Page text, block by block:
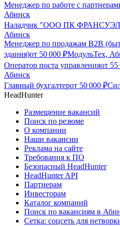
Менеджер по работе с
Абинск
Наладчик "ООО ПК
Абинск
Менеджер по продажам B2B
здания)от 50 000 ₽МодульТех,
Оператор поста управленияот 55
Абинск
Главный бухгалтерот 50 000 ₽
HeadHunter
Размещение вакансий
Поиск по резюме
О компании
Наши вакансии
Реклама на сайте
Требования к ПО
Безопасный HeadHunter
HeadHunter API
Партнерам
Инвесторам
Каталог компаний
Поиск по вакансиям в
Сетка: соцсеть для